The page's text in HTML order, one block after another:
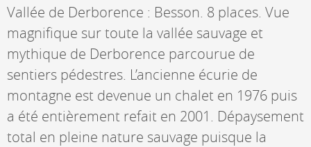
Vallée de Derborence : Besson. 8 places. Vue
magnifique sur toute la vallée sauvage et
mythique de Derborence parcourue de
sentiers pédestres. L’ancienne écurie de
montagne est devenue un chalet en 1976 puis
a été entièrement refait en 2001. Dépaysement
total en pleine nature sauvage puisque la